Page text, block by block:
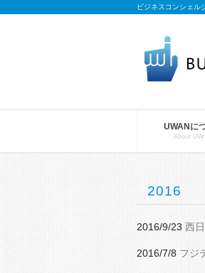
ビジネスコンシェル
UWANに
About
2016
2016/9/23 西
2016/7/8 フジ